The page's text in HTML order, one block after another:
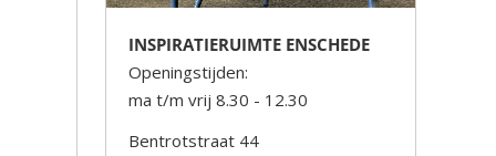
INSPIRATIERUIMTE ENSCHEDE
Openingstijden:
ma t/m vrij 8.30 - 12.30
Bentrotstraat 44